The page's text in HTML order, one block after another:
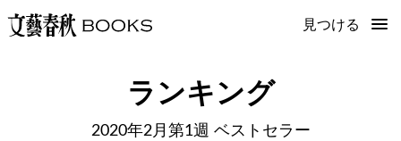
見つける
ランキング
2020年2月第1週 ベストセラー